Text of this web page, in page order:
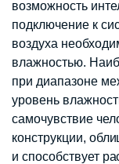
возможность
подключение к
воздуха
влажностью.
при диапазоне
уровень
самочувствие
конструкции,
и способствует